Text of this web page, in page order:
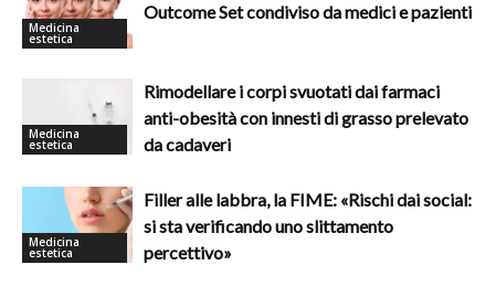
Medicina
estetica
Outcome Set condiviso da medici e pazienti
Medicina
estetica
Rimodellare i corpi svuotati dai farmaci
anti-obesità con innesti di grasso prelevato
da cadaveri
Medicina
estetica
Filler alle labbra, la FIME: «Rischi dai social:
si sta verificando uno slittamento
percettivo»